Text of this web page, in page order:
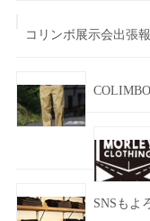
コリンボ展示会出張
SNSもよ